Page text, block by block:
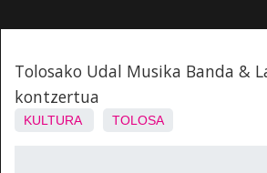
Tolosako Udal Musika Banda &
kontzertua
KULTURA TOLOSA